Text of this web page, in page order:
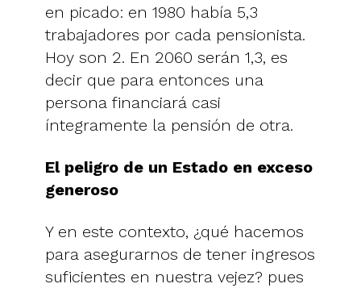
en picado: en 1980 había 5,3
trabajadores por cada pensionista.
Hoy son 2. En 2060 serán 1,3, es
decir que para entonces una
persona financiará casi
íntegramente la pensión de otra.
El peligro de un Estado en exceso
generoso
Y en este contexto, ¿qué hacemos
para asegurarnos de tener ingresos
suficientes en nuestra vejez? pues